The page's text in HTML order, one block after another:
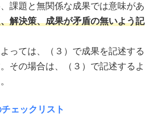
課題と無関係な成果では意味があ
解決策、成果が矛盾の無いよう記
っては、（３）で成果を記述する
その場合は、（３）で記述するよ
ェックリスト